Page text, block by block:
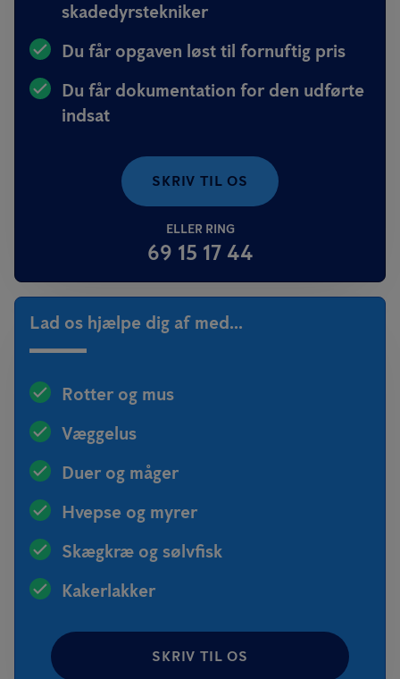
skadedyrstekniker
Du får opgaven løst til fornuftig pris
Du får dokumentation for den udførte
indsat
SKRIV TIL OS
ELLER RING
69 15 17 44
Lad os hjælpe dig af med...
Rotter og mus
Væggelus
Duer og måger
Hvepse og myrer
Skægkræ og sølvfisk
Kakerlakker
SKRIV TIL OS